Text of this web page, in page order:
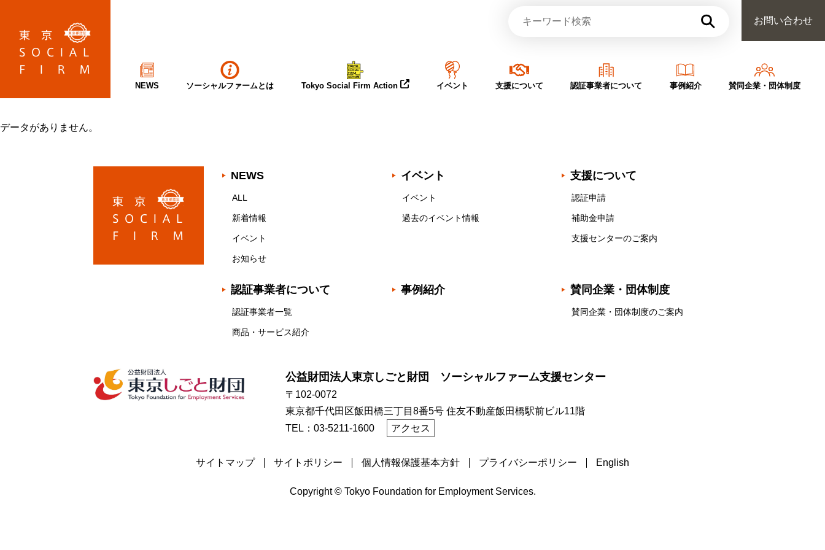
お問い合わせ
NEWS ソーシャルファームとは Tokyo Social Firm Action イベント 支援について 認証事業者について 事例紹介 賛同企業・団体制度
データがありません。
NEWS
ALL
新着情報
イベント
お知らせ
イベント
イベント
過去のイベント情報
支援について
認証申請
補助金申請
支援センターのご案内
認証事業者について
認証事業者一覧
商品・サービス紹介
事例紹介 賛同企業・団体制度
賛同企業・団体制度のご案内
公益財団法人東京しごと財団 ソーシャルファーム支援センター
〒102-0072
東京都千代田区飯田橋三丁目8番5号 住友不動産飯田橋駅前ビル11階
TEL：03-5211-1600
アクセス
サイトマップ サイトポリシー 個人情報保護基本方針 プライバシーポリシー English
Copyright © Tokyo Foundation for Employment Services.